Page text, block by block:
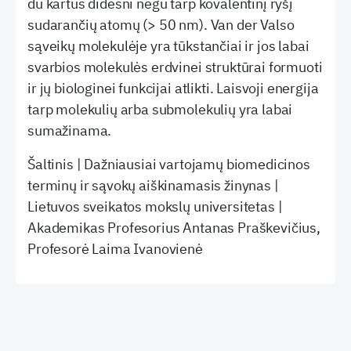
sudarančių atomų (> 50 nm). Van der Valso
sąveikų molekulėje yra tūkstančiai ir jos labai
svarbios molekulės erdvinei struktūrai formuoti
ir jų biologinei funkcijai atlikti. Laisvoji energija
tarp molekulių arba submolekulių yra labai
sumažinama.
Šaltinis | Dažniausiai vartojamų biomedicinos
terminų ir sąvokų aiškinamasis žinynas |
Lietuvos sveikatos mokslų universitetas |
Akademikas Profesorius Antanas Praškevičius,
Profesorė Laima Ivanovienė